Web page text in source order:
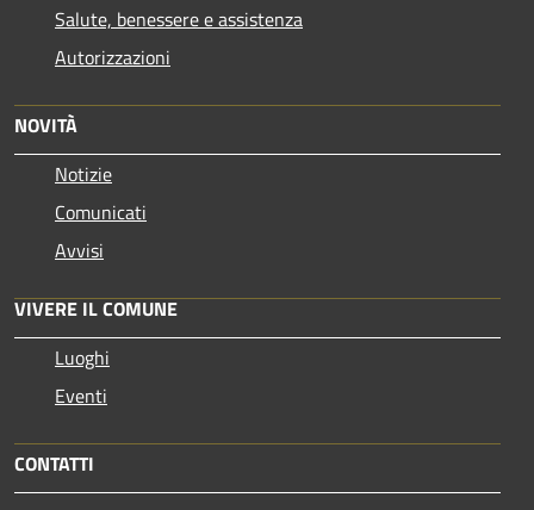
Salute, benessere e assistenza
Autorizzazioni
NOVITÀ
Notizie
Comunicati
Avvisi
VIVERE IL COMUNE
Luoghi
Eventi
CONTATTI